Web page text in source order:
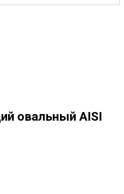
овальный AISI